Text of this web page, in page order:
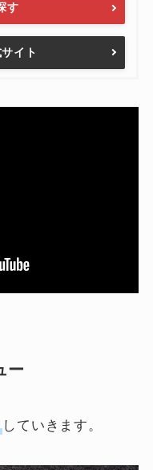
す
イト
ー
していきます。